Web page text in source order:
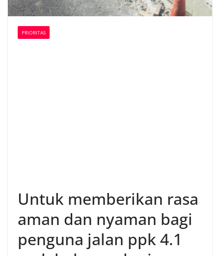
PRIORITAS
Untuk memberikan rasa
aman dan nyaman bagi
penguna jalan ppk 4.1